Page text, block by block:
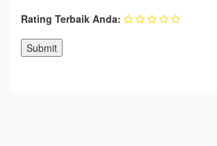
Rating Terbaik Anda: